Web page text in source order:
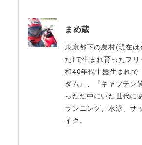
まめ蔵
東京都下の農村(現在は
た)で生まれ育ったフ
和40年代中盤生まれで
ダム』、『キャプテン
っただ中にいた世代に
ランニング、水泳、サ
イク。